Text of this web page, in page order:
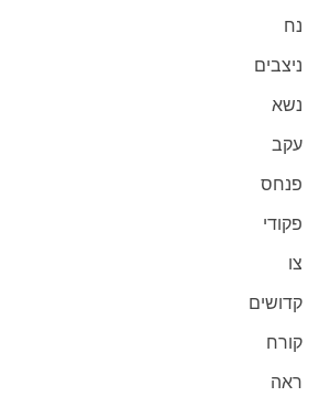
נח
ניצבים
נשא
עקב
פנחס
פקודי
צו
קדושים
קורח
ראה